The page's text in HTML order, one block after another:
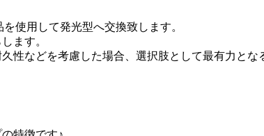
使用して発光型へ交換致します。
ます。
性などを考慮した場合、選択肢として最有力とな